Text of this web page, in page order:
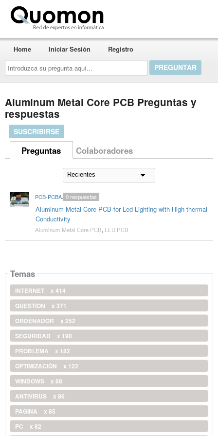
Introduzca
su
pregunta
aquí...
Home Iniciar Sesión Registro
Aluminum Metal Core PCB Preguntas y
respuestas
SUSCRIBIRSE
Preguntas Colaboradores
PCB-PCBA-HitechRoger
Aluminum Metal Core PCB for Led Lighting with High-thermal
Conductivity
0respuestas
Aluminum Metal Core PCB, LED PCB
Temas
INTERNET
x 414
QUESTION
x 371
ORDENADOR
x 252
SEGURIDAD
x 190
PROBLEMA
x 182
OPTIMIZACIÓN
x 122
WINDOWS
x 88
ANTIVIRUS
x 86
PAGINA
x 85
PC
x 82